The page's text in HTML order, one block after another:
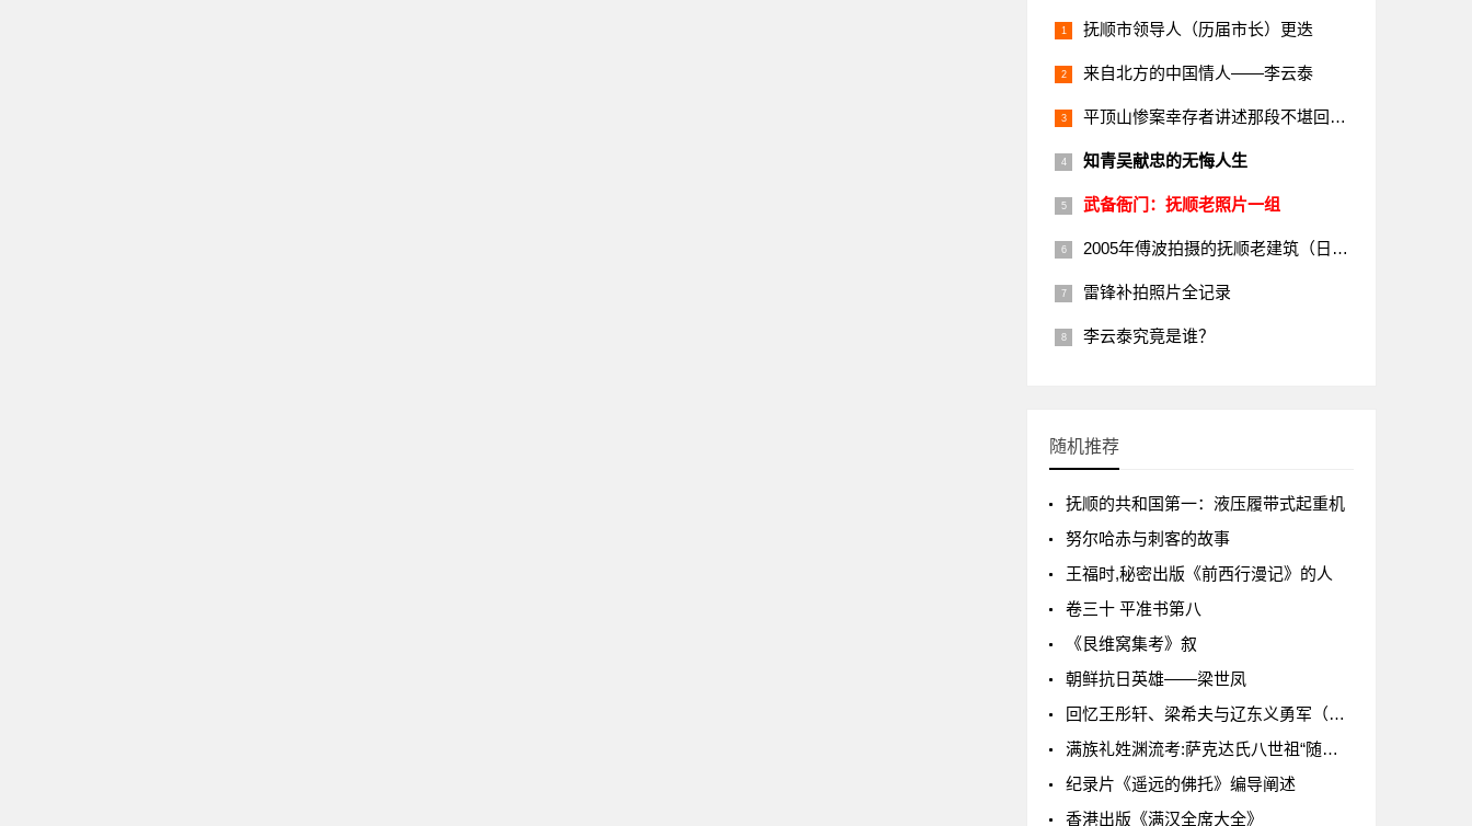
抚顺市领导人（历届市长）更迭
来自北方的中国情人——李云泰
平顶山惨案幸存者讲述那段不堪回首的历史
知青吴献忠的无悔人生
武备衙门：抚顺老照片一组
2005年傅波拍摄的抚顺老建筑（日本楼）
雷锋补拍照片全记录
李云泰究竟是谁？
随机推荐
抚顺的共和国第一：液压履带式起重机
努尔哈赤与刺客的故事
王福时,秘密出版《前西行漫记》的人
卷三十 平准书第八
《艮维窝集考》叙
朝鲜抗日英雄——梁世凤
回忆王彤轩、梁希夫与辽东义勇军（下）
满族礼姓渊流考:萨克达氏八世祖“随名姓”
纪录片《遥远的佛托》编导阐述
香港出版《满汉全席大全》